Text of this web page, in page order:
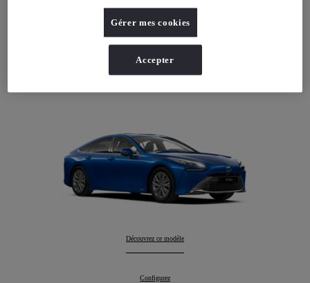
Mirai
Mirai:
Découvrez ce modèle
Mirai:
Configurez
Gérer mes cookies
Accepter